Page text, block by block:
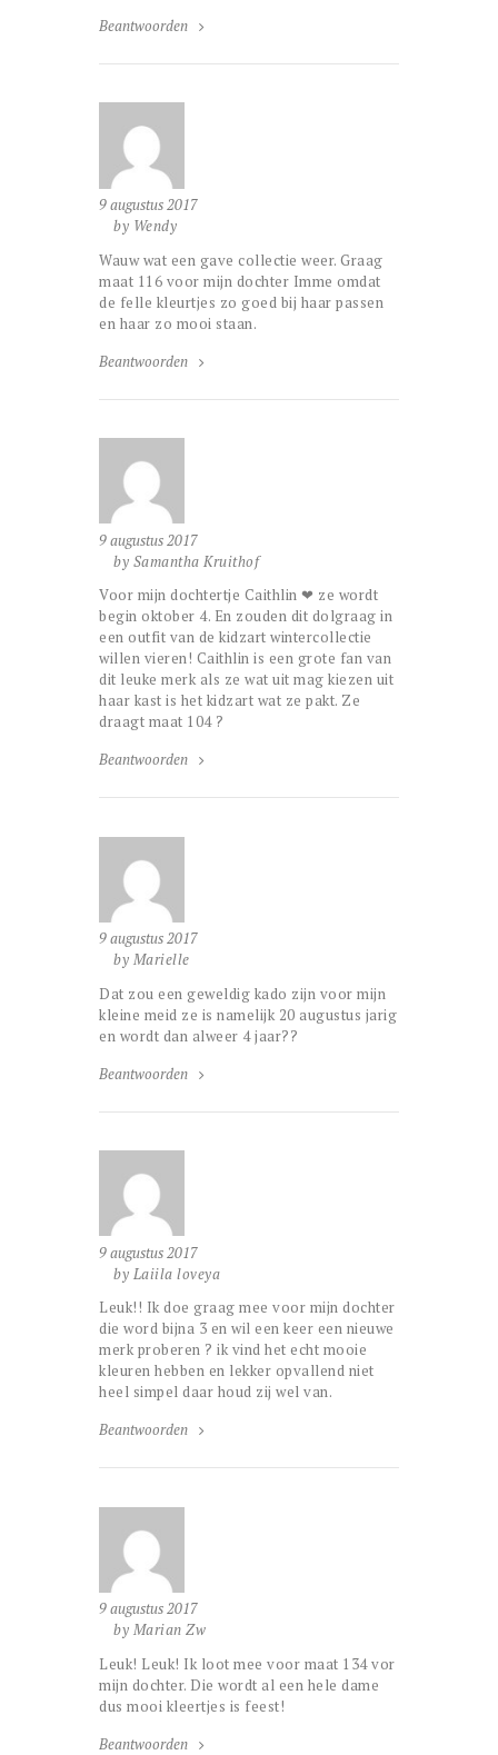
Beantwoorden
9 augustus 2017
by Wendy
Wauw wat een gave collectie weer. Graag
maat 116 voor mijn dochter Imme omdat
de felle kleurtjes zo goed bij haar passen
en haar zo mooi staan.
Beantwoorden
9 augustus 2017
by Samantha Kruithof
Voor mijn dochtertje Caithlin ❤ ze wordt
begin oktober 4. En zouden dit dolgraag in
een outfit van de kidzart wintercollectie
willen vieren! Caithlin is een grote fan van
dit leuke merk als ze wat uit mag kiezen uit
haar kast is het kidzart wat ze pakt. Ze
draagt maat 104 ?
Beantwoorden
9 augustus 2017
by Marielle
Dat zou een geweldig kado zijn voor mijn
kleine meid ze is namelijk 20 augustus jarig
en wordt dan alweer 4 jaar??
Beantwoorden
9 augustus 2017
by Laiila loveya
Leuk!! Ik doe graag mee voor mijn dochter
die word bijna 3 en wil een keer een nieuwe
merk proberen ? ik vind het echt mooie
kleuren hebben en lekker opvallend niet
heel simpel daar houd zij wel van.
Beantwoorden
9 augustus 2017
by Marian Zw
Leuk! Leuk! Ik loot mee voor maat 134 vor
mijn dochter. Die wordt al een hele dame
dus mooi kleertjes is feest!
Beantwoorden